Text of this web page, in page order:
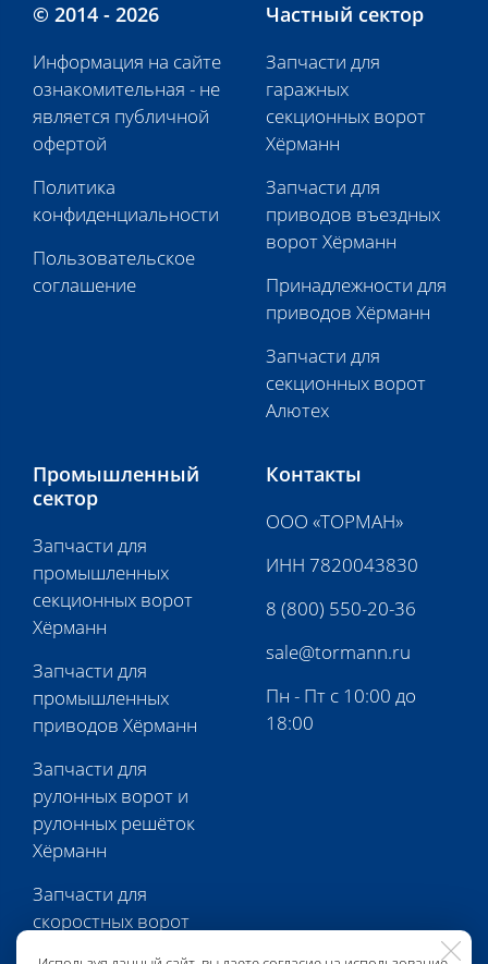
© 2014 - 2026
Информация на сайте
ознакомительная - не
является публичной
офертой
Политика
конфиденциальности
Пользовательское
соглашение
Частный сектор
Запчасти для
гаражных
секционных ворот
Хёрманн
Запчасти для
приводов въездных
ворот Хёрманн
Принадлежности для
приводов Хёрманн
Запчасти для
секционных ворот
Алютех
Промышленный
сектор
Запчасти для
промышленных
секционных ворот
Хёрманн
Запчасти для
промышленных
приводов Хёрманн
Запчасти для
рулонных ворот и
рулонных решёток
Хёрманн
Запчасти для
скоростных ворот
Контакты
ООО «ТОРМАН»
ИНН 7820043830
8 (800) 550-20-36
sale@tormann.ru
Пн - Пт с 10:00 до
18:00